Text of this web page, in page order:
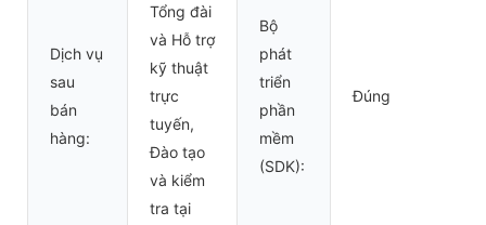
Dịch vụ
sau
bán
hàng:
Tổng đài
và Hỗ trợ
kỹ thuật
trực
tuyến,
Đào tạo
và kiểm
tra tại
Bộ
phát
triển
phần
mềm
(SDK):
Đúng